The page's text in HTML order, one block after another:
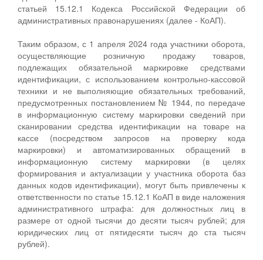
статьей 15.12.1 Кодекса Российской Федерации об
административных правонарушениях (далее - КоАП).
Таким образом, с 1 апреля 2024 года участники оборота,
осуществляющие розничную продажу товаров,
подлежащих обязательной маркировке средствами
идентификации, с использованием контрольно-кассовой
техники и не выполняющие обязательных требований,
предусмотренных постановлением № 1944, по передаче
в информационную систему маркировки сведений при
сканировании средства идентификации на товаре на
кассе (посредством запросов на проверку кода
маркировки) и автоматизированных обращений в
информационную систему маркировки (в целях
формирования и актуализации у участника оборота баз
данных кодов идентификации), могут быть привлечены к
ответственности по статье 15.12.1 КоАП в виде наложения
административного штрафа: для должностных лиц в
размере от одной тысячи до десяти тысяч рублей; для
юридических лиц от пятидесяти тысяч до ста тысяч
рублей).